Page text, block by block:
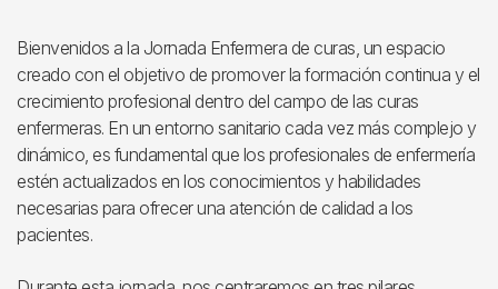
Bienvenidos a la Jornada Enfermera de curas, un espacio
creado con el objetivo de promover la formación continua y el
crecimiento profesional dentro del campo de las curas
enfermeras. En un entorno sanitario cada vez más complejo y
dinámico, es fundamental que los profesionales de enfermería
estén actualizados en los conocimientos y habilidades
necesarias para ofrecer una atención de calidad a los
pacientes.